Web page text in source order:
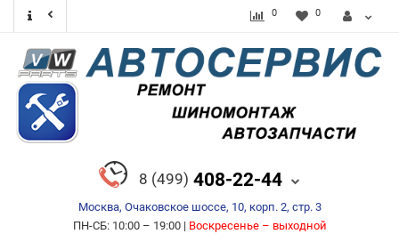
0 0
8 (499) 408-22-44
Москва, Очаковское шоссе, 10, корп. 2, стр. 3
ПН-СБ: 10:00 – 19:00 | Воскресенье – выходной